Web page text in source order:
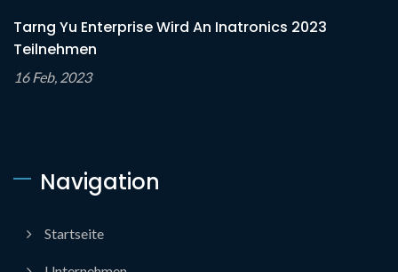
Tarng Yu Enterprise Wird An Inatronics 2023
Teilnehmen
16 Feb, 2023
Navigation
Startseite